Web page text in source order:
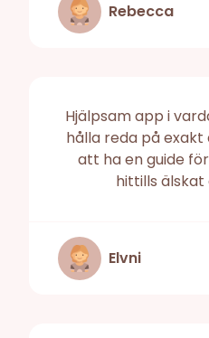
Rebecca
Hjälpsam app i
hålla reda på
att ha en guide
hittills
Elvni